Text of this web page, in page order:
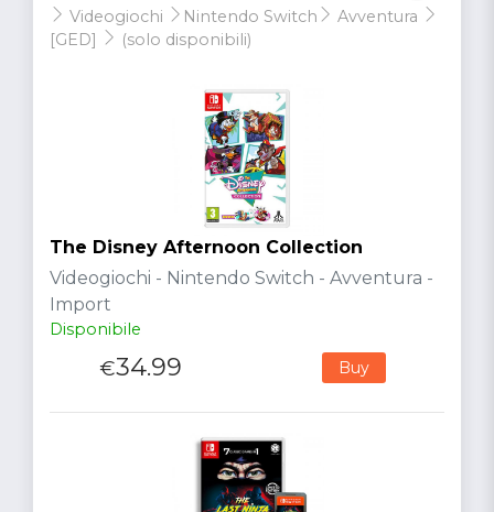
Videogiochi Nintendo Switch
Avventura
[GED]
(solo disponibili)
The Disney Afternoon Collection
Videogiochi - Nintendo Switch - Avventura -
Import
Disponibile
€34.99 Buy